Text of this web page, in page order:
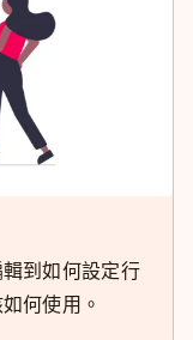
到如何設定行
何使用。